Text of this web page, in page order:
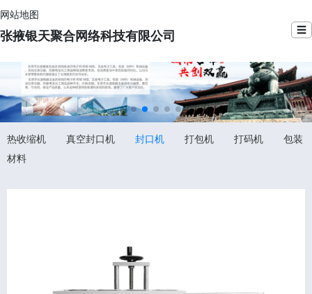
网站地图
张掖银天聚合网络科技有限公司 ☰
热收缩机 真空封口机 封口机 打包机 打码机
包装
材料